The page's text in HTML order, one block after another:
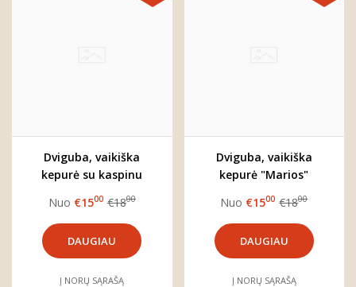
Dviguba, vaikiška
kepurė su kaspinu
spalvą)
Nuo €1500 €1800
DAUGIAU
Į NORŲ SĄRAŠĄ
Dviguba, vaikiška
kepurė "Marios"
Nuo €1500 €1800
DAUGIAU
Į NORŲ SĄRAŠĄ